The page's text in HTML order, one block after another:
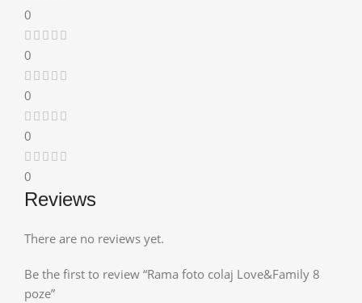
0
0
0
0
0
Reviews
There are no reviews yet.
Be the first to review “Rama foto colaj Love&Family 8
poze”